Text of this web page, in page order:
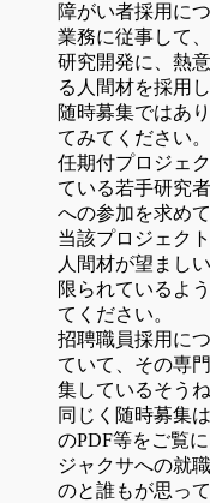
障がい者採用に
業務に従事して
研究開発に、熱
る人間材を採用
随時募集ではあ
てみてください。
任期付プロジェ
ている若手研究
への参加を求め
当該プロジェク
人間材が望まし
限られているよ
てください。
招聘職員採用に
ていて、その専
集しているそうね
同じく随時募集
のPDF等をご覧
ジャクサへの就
のと誰もが思っ